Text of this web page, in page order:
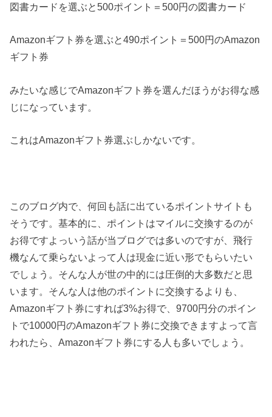
図書カードを選ぶと500ポイント＝500円の図書カード
Amazonギフト券を選ぶと490ポイント＝500円のAmazon
ギフト券
みたいな感じでAmazonギフト券を選んだほうがお得な感
じになっています。
これはAmazonギフト券選ぶしかないです。
このブログ内で、何回も話に出ているポイントサイトも
そうです。基本的に、ポイントはマイルに交換するのが
お得ですよっいう話が当ブログでは多いのですが、飛行
機なんて乗らないよって人は現金に近い形でもらいたい
でしょう。そんな人が世の中的には圧倒的大多数だと思
います。そんな人は他のポイントに交換するよりも、
Amazonギフト券にすれば3%お得で、9700円分のポイン
トで10000円のAmazonギフト券に交換できますよって言
われたら、Amazonギフト券にする人も多いでしょう。